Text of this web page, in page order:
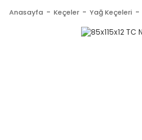
Anasayfa Keçeler Yağ Keçeleri